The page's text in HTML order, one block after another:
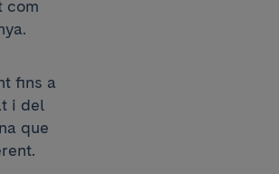
com
fins a
i del
que